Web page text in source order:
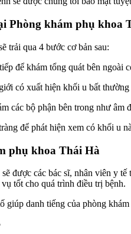
Phòng khám phụ khoa
trải qua 4 bước cơ bản sau:
để khám tổng quát bên
có xuất hiện khối u bất thường
các bộ phận bên trong như
để phát hiện xem có khối u
phụ khoa Thái Hà
sẽ được các bác sĩ, nhân viên y
tốt cho quá trình điều trị bệnh.
danh tiếng của phòng